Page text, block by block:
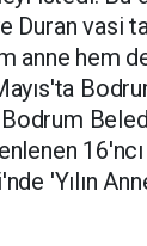
Duran vasi
anne hem
Bodrum
'Yılın